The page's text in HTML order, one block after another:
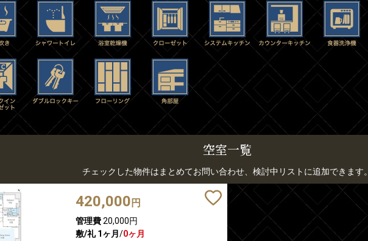
空室一覧
チェックした物件はまとめてお問い合わせ、検討中リストに追加できます。
420,000 円
管理費20,000円
敷/礼 1ヶ月 /0ヶ月